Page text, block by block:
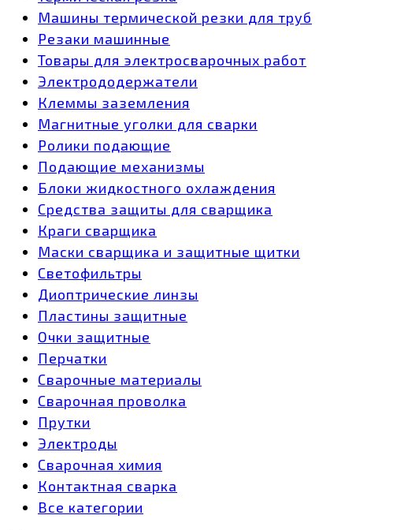
Машины термической резки для труб
Резаки машинные
Товары для электросварочных работ
Электрододержатели
Клеммы заземления
Магнитные уголки для сварки
Ролики подающие
Подающие механизмы
Блоки жидкостного охлаждения
Средства защиты для сварщика
Краги сварщика
Маски сварщика и защитные щитки
Светофильтры
Диоптрические линзы
Пластины защитные
Очки защитные
Перчатки
Сварочные материалы
Сварочная проволка
Прутки
Электроды
Сварочная химия
Контактная сварка
Все категории